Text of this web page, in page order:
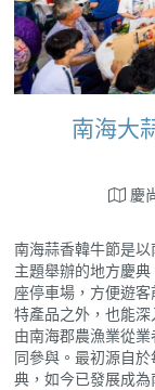
南海大
慶
南海蒜香韓牛節是
主題舉辦的地方慶
座停車場，方便遊
特產品之外，也能
由南海郡農漁業從
同參與。最初源自
典，如今已發展成